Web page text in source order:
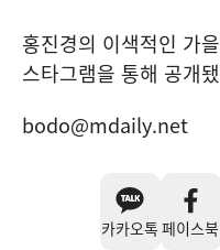
홍진경의 이색적인 가
스타그램을 통해 공개
bodo@mdaily.net
카카오톡 페이스북